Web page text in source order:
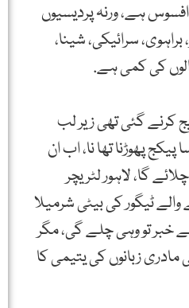
ہے، ورنہ پردیسیوں
سرائیکی، شینا،
کی کمی ہے.
کرنے گئی تھی زیر لب
پھوڑنا تھا نا، اب ان
گا، لاہور لٹریچر
ٹیگور کی بیٹی شرمیلا
خبر تو وہی چلے گی، مگر
مادری زبانوں کی یتیمی کا